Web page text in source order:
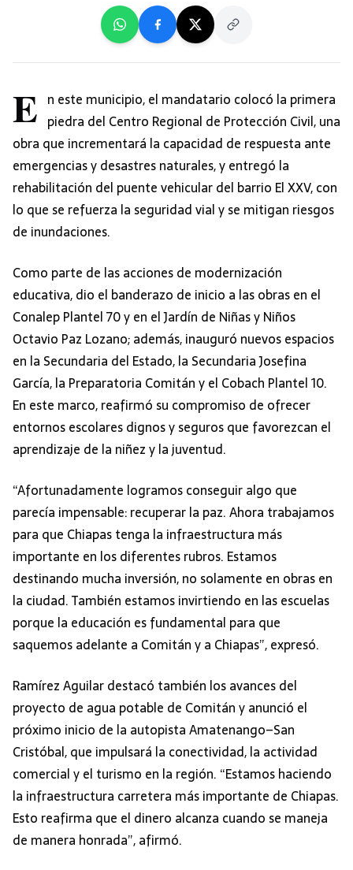
E n este municipio, el mandatario colocó la primera
piedra del Centro Regional de Protección Civil, una
obra que incrementará la capacidad de respuesta ante
emergencias y desastres naturales, y entregó la
rehabilitación del puente vehicular del barrio El XXV, con
lo que se refuerza la seguridad vial y se mitigan riesgos
de inundaciones.
Como parte de las acciones de modernización
educativa, dio el banderazo de inicio a las obras en el
Conalep Plantel 70 y en el Jardín de Niñas y Niños
Octavio Paz Lozano; además, inauguró nuevos espacios
en la Secundaria del Estado, la Secundaria Josefina
García, la Preparatoria Comitán y el Cobach Plantel 10.
En este marco, reafirmó su compromiso de ofrecer
entornos escolares dignos y seguros que favorezcan el
aprendizaje de la niñez y la juventud.
“Afortunadamente logramos conseguir algo que
parecía impensable: recuperar la paz. Ahora trabajamos
para que Chiapas tenga la infraestructura más
importante en los diferentes rubros. Estamos
destinando mucha inversión, no solamente en obras en
la ciudad. También estamos invirtiendo en las escuelas
porque la educación es fundamental para que
saquemos adelante a Comitán y a Chiapas”, expresó.
Ramírez Aguilar destacó también los avances del
proyecto de agua potable de Comitán y anunció el
próximo inicio de la autopista Amatenango–San
Cristóbal, que impulsará la conectividad, la actividad
comercial y el turismo en la región. “Estamos haciendo
la infraestructura carretera más importante de Chiapas.
Esto reafirma que el dinero alcanza cuando se maneja
de manera honrada”, afirmó.